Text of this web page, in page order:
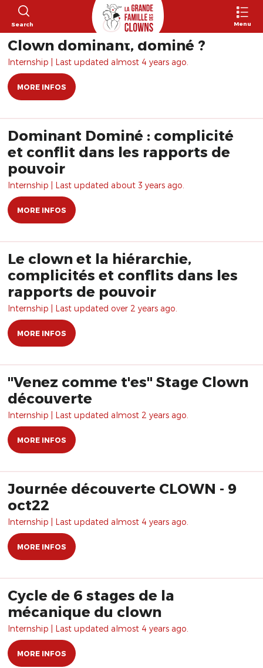
Search Menu
Clown dominant, dominé ?
Internship | Last updated almost 4 years ago.
MORE INFOS
Dominant Dominé : complicité
et conflit dans les rapports de
pouvoir
Internship | Last updated about 3 years ago.
MORE INFOS
Le clown et la hiérarchie,
complicités et conflits dans les
rapports de pouvoir
Internship | Last updated over 2 years ago.
MORE INFOS
"Venez comme t'es" Stage Clown
découverte
Internship | Last updated almost 2 years ago.
MORE INFOS
Journée découverte CLOWN - 9
oct22
Internship | Last updated almost 4 years ago.
MORE INFOS
Cycle de 6 stages de la
mécanique du clown
Internship | Last updated almost 4 years ago.
MORE INFOS